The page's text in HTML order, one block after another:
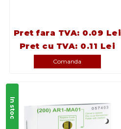
Pret fara TVA: 0.09 Lei
Pret cu TVA: 0.11 Lei
Comanda
In stoc